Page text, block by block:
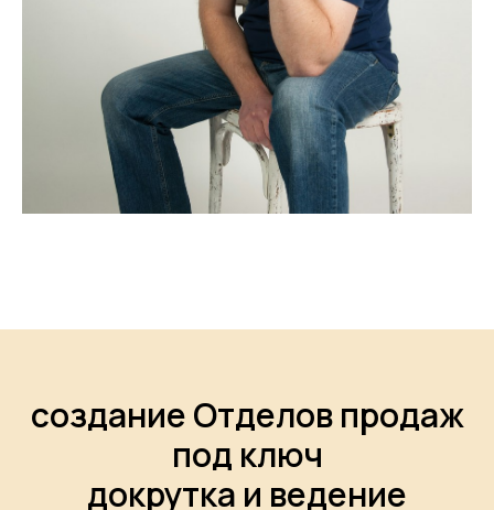
создание Отделов продаж
под ключ
докрутка и ведение